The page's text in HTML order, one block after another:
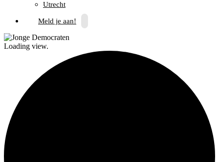
Utrecht
Meld je aan!
Loading view.